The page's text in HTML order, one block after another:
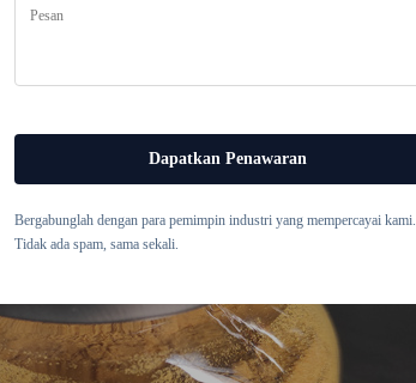
Dapatkan Penawaran
Bergabunglah dengan para pemimpin industri yang mempercayai kami.
Tidak ada spam, sama sekali.